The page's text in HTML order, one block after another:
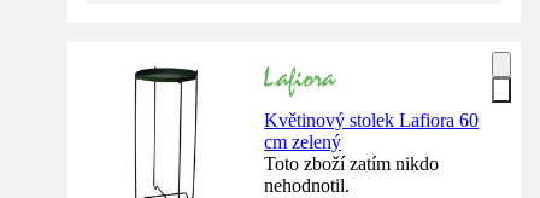
Květinový stolek Lafiora 60
cm zelený
Toto zboží zatím nikdo
nehodnotil.